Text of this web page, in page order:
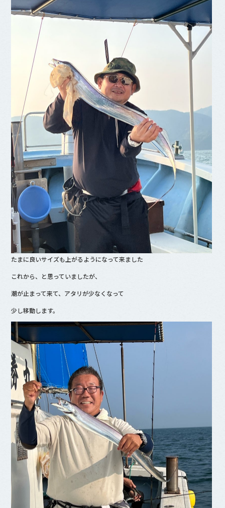
たまに良いサイズも上がるようになって来ました
これから、と思っていましたが、
潮が止まって来て、アタリが少なくなって
少し移動します。